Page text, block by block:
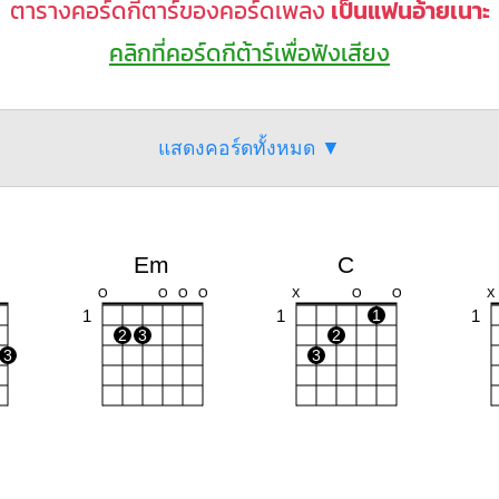
ตารางคอร์ดกีตาร์ของคอร์ดเพลง เป็นแฟนอ้ายเนาะ
คลิกที่คอร์ดกีต้าร์เพื่อฟังเสียง
แสดงคอร์ดทั้งหมด ▼
3
Em
O O O O
1
2 3
C
X O O
1
1
2
3
X
1